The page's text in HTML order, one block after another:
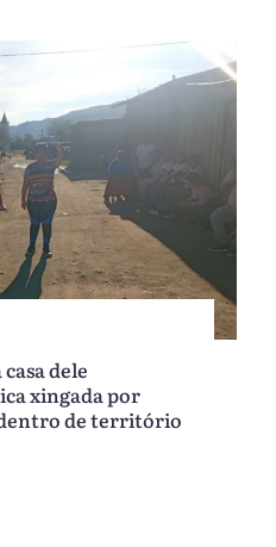
dele
xingada por
de território